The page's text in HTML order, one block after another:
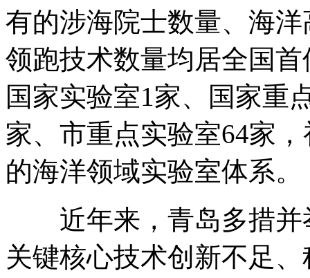
有的涉海院士数量、海
领跑技术数量均居全国
国家实验室1家、国家重
家、市重点实验室64家
的海洋领域实验室体系。
近年来，青岛多措并
关键核心技术创新不足